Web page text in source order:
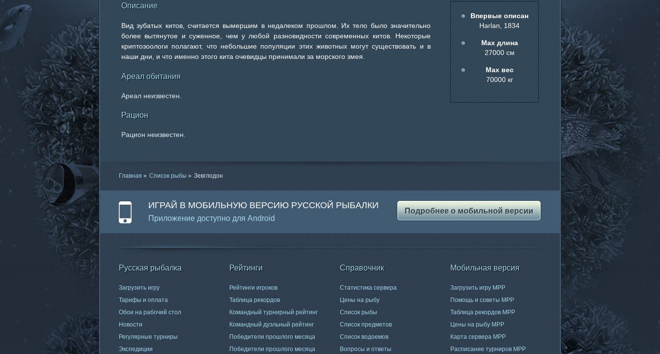
Впервые описан
Harlan, 1834
Мах длина
27000 см
Мах вес
70000 кг
Описание
Вид зубатых китов, считается вымершим в недалеком прошлом. Их тело было значительно
более вытянутое и суженное, чем у любой разновидности современных китов. Некоторые
криптозоологи полагают, что небольшие популяции этих животных могут существовать и в
наши дни, и что именно этого кита очевидцы принимали за морского змея.
Ареал обитания
Ареал неизвестен.
Рацион
Рацион неизвестен.
Главная » Список рыбы » Зевглодон
ИГРАЙ В МОБИЛЬНУЮ ВЕРСИЮ РУССКОЙ РЫБАЛКИ
Приложение доступно для Android
Подробнее о мобильной версии
Русская рыбалка
Загрузить игру
Тарифы и оплата
Обои на рабочий стол
Новости
Регулярные турниры
Экспедиции
Рейтинги
Рейтинги игроков
Таблица рекордов
Командный турнирный рейтинг
Командный дуэльный рейтинг
Победители прошлого месяца
Победители прошлого месяца
Справочник
Статистика сервера
Цены на рыбу
Список рыбы
Список предметов
Список водоемов
Вопросы и ответы
Мобильная версия
Загрузить игру МРР
Помощь и советы МРР
Таблица рекордов МРР
Цены на рыбу МРР
Карта сервера МРР
Расписание турниров МРР